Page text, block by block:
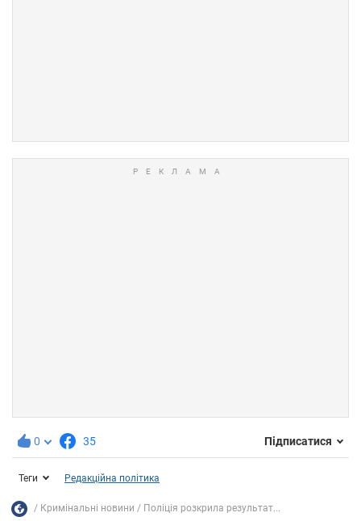
0 35 Підписатися
Теги Редакційна політика
Кримінальні новини Поліція розкрила результат...